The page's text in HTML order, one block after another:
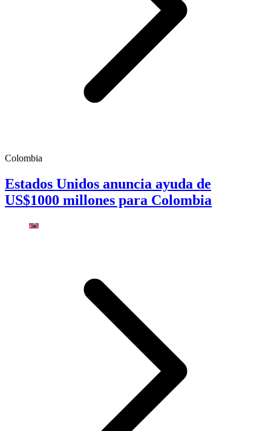
Colombia
Estados Unidos anuncia ayuda de
US$1000 millones para Colombia